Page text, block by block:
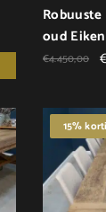
oud Eiken
€4.450,00
15%